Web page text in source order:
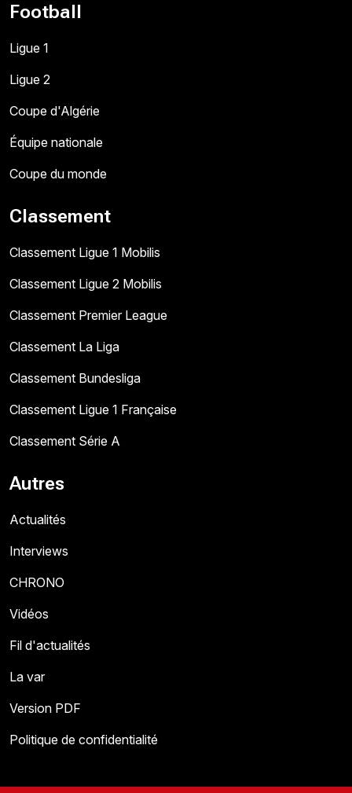
Football
Ligue 1
Ligue 2
Coupe d'Algérie
Équipe nationale
Coupe du monde
Classement
Classement Ligue 1 Mobilis
Classement Ligue 2 Mobilis
Classement Premier League
Classement La Liga
Classement Bundesliga
Classement Ligue 1 Française
Classement Série A
Autres
Actualités
Interviews
CHRONO
Vidéos
Fil d'actualités
La var
Version PDF
Politique de confidentialité